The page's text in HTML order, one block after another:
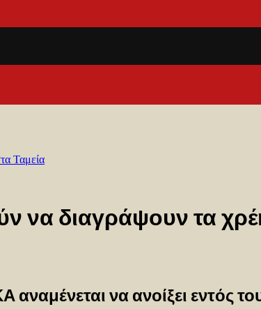
Ταμεία
να διαγράψουν τα
να ανοίξει εντός